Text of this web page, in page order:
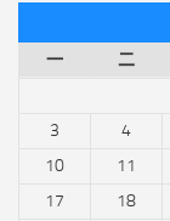
一
二
3
4
10
11
17
18